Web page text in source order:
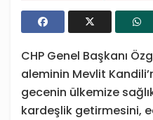
CHP Genel Başkanı
aleminin Mevlit
gecenin ülkemize
kardeşlik getirmesini,